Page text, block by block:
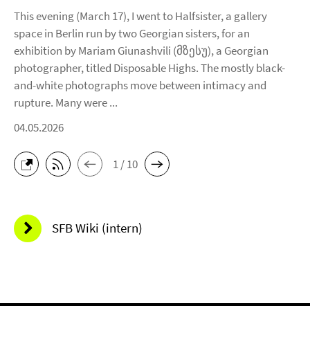
This evening (March 17), I went to Halfsister, a gallery
space in Berlin run by two Georgian sisters, for an
exhibition by Mariam Giunashvili (მზესუ), a Georgian
photographer, titled Disposable Highs. The mostly black-
and-white photographs move between intimacy and
rupture. Many were ...
04.05.2026
1 / 10
SFB Wiki (intern)